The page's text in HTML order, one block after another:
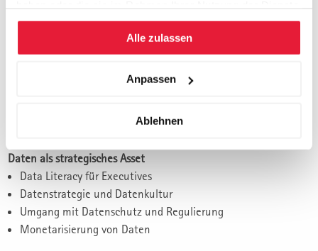
gesammelt haben.
Alle zulassen
Anpassen
Ablehnen
Rolle der Führungskraft im Transformationsprozess
Technologien verstehen und bewerten
Überblick über Schlüsseltechnologien (KI, Blockchain, IoT,
Fallbeispiele erfolgreicher Implementierung
Daten als strategisches Asset
Data Literacy für Executives
Datenstrategie und Datenkultur
Umgang mit Datenschutz und Regulierung
Monetarisierung von Daten